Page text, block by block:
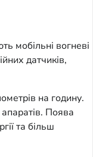
мобільні вогневі
датчиків,
на годину.
Поява
та більш